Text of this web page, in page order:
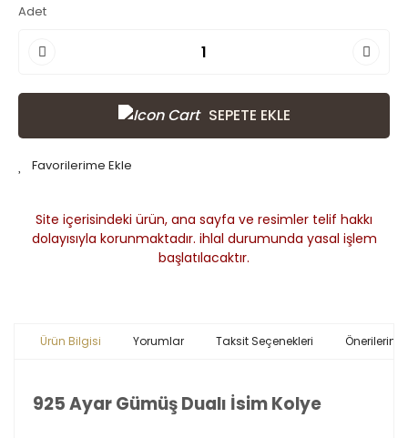
Adet
SEPETE EKLE
Site içerisindeki ürün, ana sayfa ve resimler telif hakkı
dolayısıyla korunmaktadır. ihlal durumunda yasal işlem
başlatılacaktır.
Ürün Bilgisi Yorumlar Taksit Seçenekleri Önerileriniz
925 Ayar Gümüş Dualı İsim Kolye